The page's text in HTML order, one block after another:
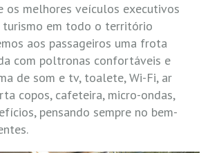
os melhores veículos executivos
turismo em todo o território
aos passageiros uma frota
com poltronas confortáveis e
de som e tv, toalete, Wi-Fi, ar
copos, cafeteira, micro-ondas,
pensando sempre no bem-